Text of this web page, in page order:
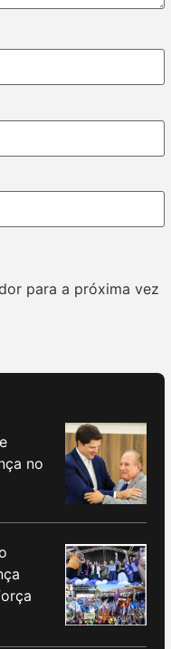
para a próxima vez
no